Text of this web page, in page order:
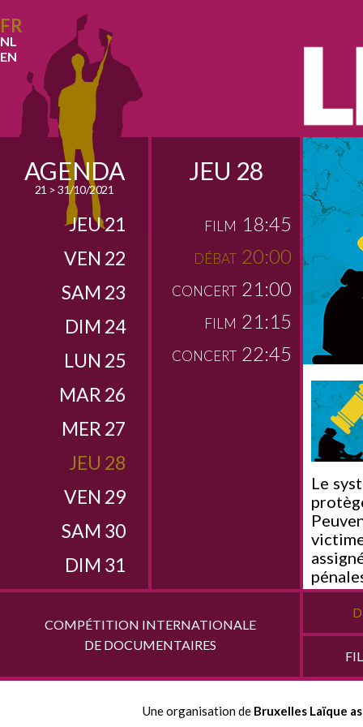
FR
NL
EN
AGENDA
21 > 31/10/2021
JEU 21
VEN 22
SAM 23
DIM 24
LUN 25
MAR 26
MER 27
JEU 28
VEN 29
SAM 30
DIM 31
JEU 28
FILM 18:45
DÉBAT 20:00
CONCERT 21:00
FILM 21:15
CONCERT 22:45
Le
COMPÉTITION INTERNATIONALE
DE DOCUMENTAIRES
Une organisation de Bruxelles Laïque